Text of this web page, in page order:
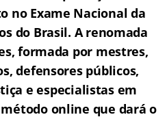
no Exame Nacional da
do Brasil. A renomada
formada por mestres,
defensores públicos,
e especialistas em
online que dará o